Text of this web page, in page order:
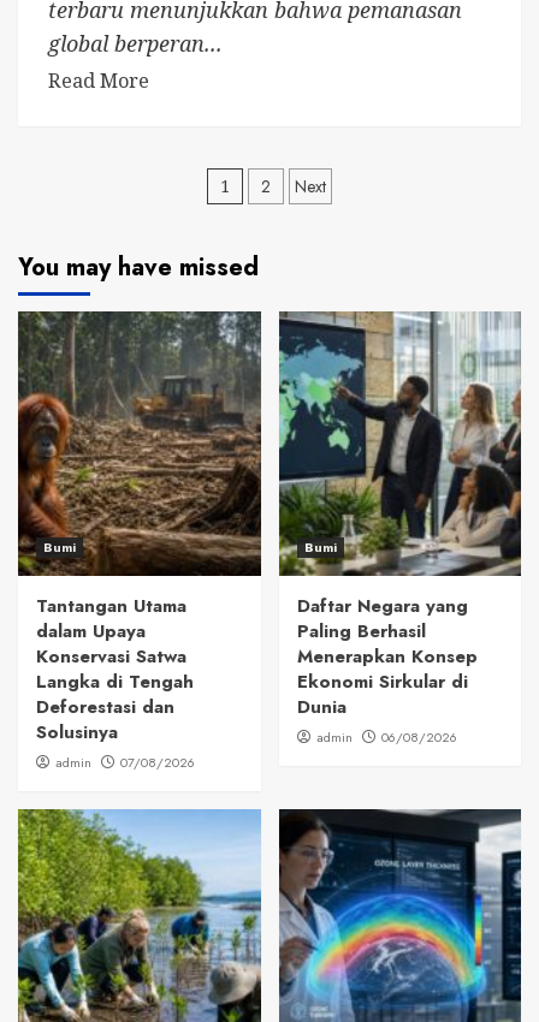
terbaru menunjukkan bahwa pemanasan
global berperan...
Read More
Posts
1 2 Next
You may have missed
Bumi
Tantangan Utama
dalam Upaya
Konservasi Satwa
Langka di Tengah
Deforestasi dan
Solusinya
admin 07/08/2026
Bumi
Daftar Negara yang
Paling Berhasil
Menerapkan Konsep
Ekonomi Sirkular di
Dunia
admin 06/08/2026